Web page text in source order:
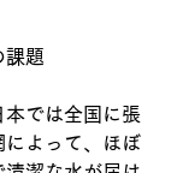
課題
本では全国に張
によって、ほぼ